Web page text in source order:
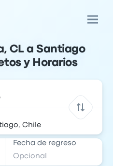
CL a Santiago
y Horarios
Fecha de regreso